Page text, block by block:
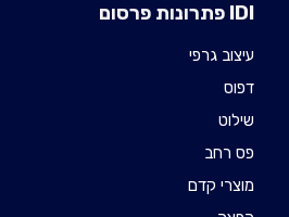
IDI פתרונות פרסום
עיצוב גרפי
דפוס
שילוט
פס רחב
מוצרי קדם